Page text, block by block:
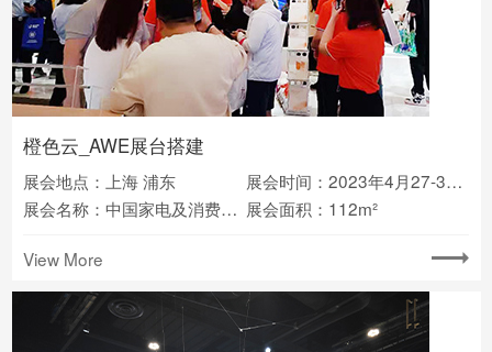
橙色云_AWE展台搭建
展会地点：上海 浦东
展会时间：2023年4月27-30日
展会名称：中国家电及消费电子博览会(AWE) 展会面积：112m²
View More